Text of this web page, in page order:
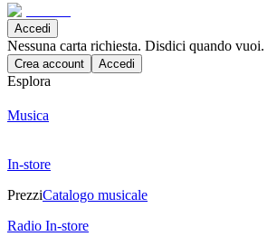
Accedi
Nessuna carta richiesta. Disdici quando vuoi.
Crea account Accedi
Esplora
Musica
In-store
PrezziCatalogo musicale
Radio In-store